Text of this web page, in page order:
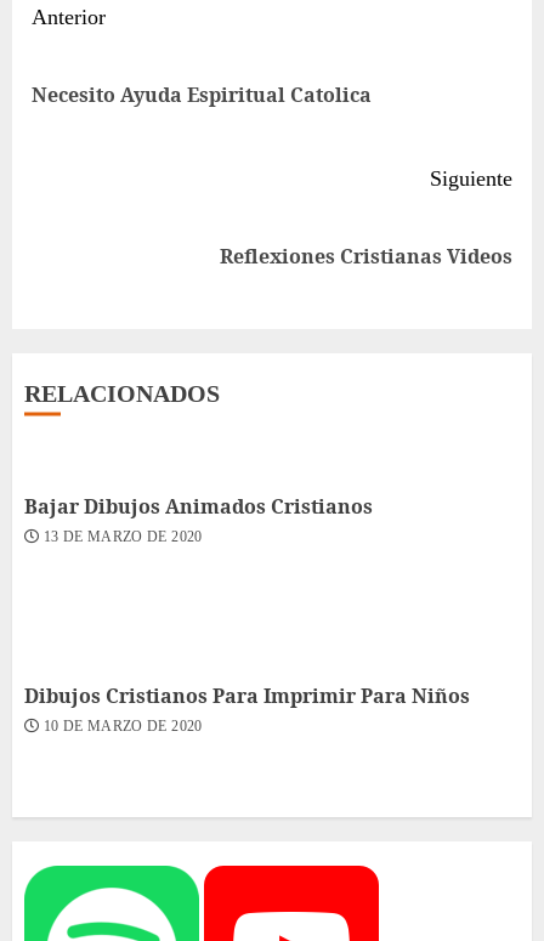
Sigue
Anterior
Necesito Ayuda Espiritual Catolica
Siguiente
Reflexiones Cristianas Videos
RELACIONADOS
Bajar Dibujos Animados Cristianos
13 DE MARZO DE 2020
Dibujos Cristianos Para Imprimir Para Niños
10 DE MARZO DE 2020